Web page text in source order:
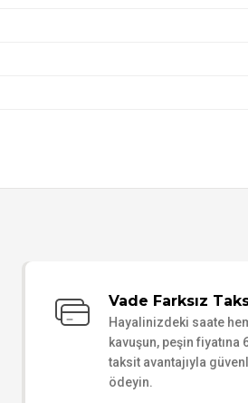
Vade Farksız
Hayalinizdeki saate
kavuşun, peşin fiyatına
taksit avantajıyla
ödeyin.